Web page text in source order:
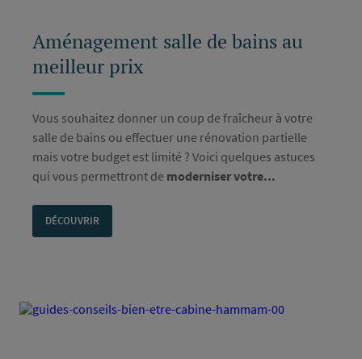
Aménagement salle de bains au
meilleur prix
Vous souhaitez donner un coup de fraîcheur à votre
salle de bains ou effectuer une rénovation partielle
mais votre budget est limité ? Voici quelques astuces
qui vous permettront de moderniser votre...
DÉCOUVRIR